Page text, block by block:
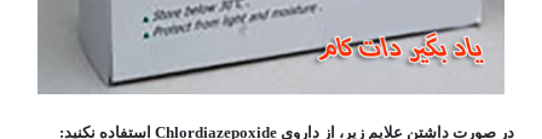
در صورت داشتن علایم زیر، از داروی Chlordiazepoxide استفاده نکنید: